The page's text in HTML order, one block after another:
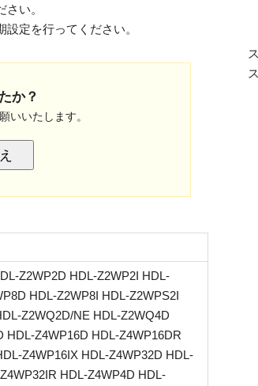
い。
定を行ってください。
か？
いいたします。
Z2WP2D HDL-Z2WP2I HDL-
HDL-Z2WP8I HDL-Z2WPS2I
Z2WQ2D/NE HDL-Z2WQ4D
HDL-Z4WP16D HDL-Z4WP16DR
Z4WP16IX HDL-Z4WP32D HDL-
HDL-Z4WP4D HDL-